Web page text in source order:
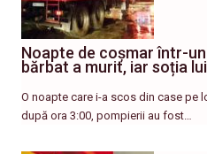
Noapte de coșmar într-
bărbat a murit, iar soția
O noapte care i-a scos din case pe
după ora 3:00, pompierii au fost…